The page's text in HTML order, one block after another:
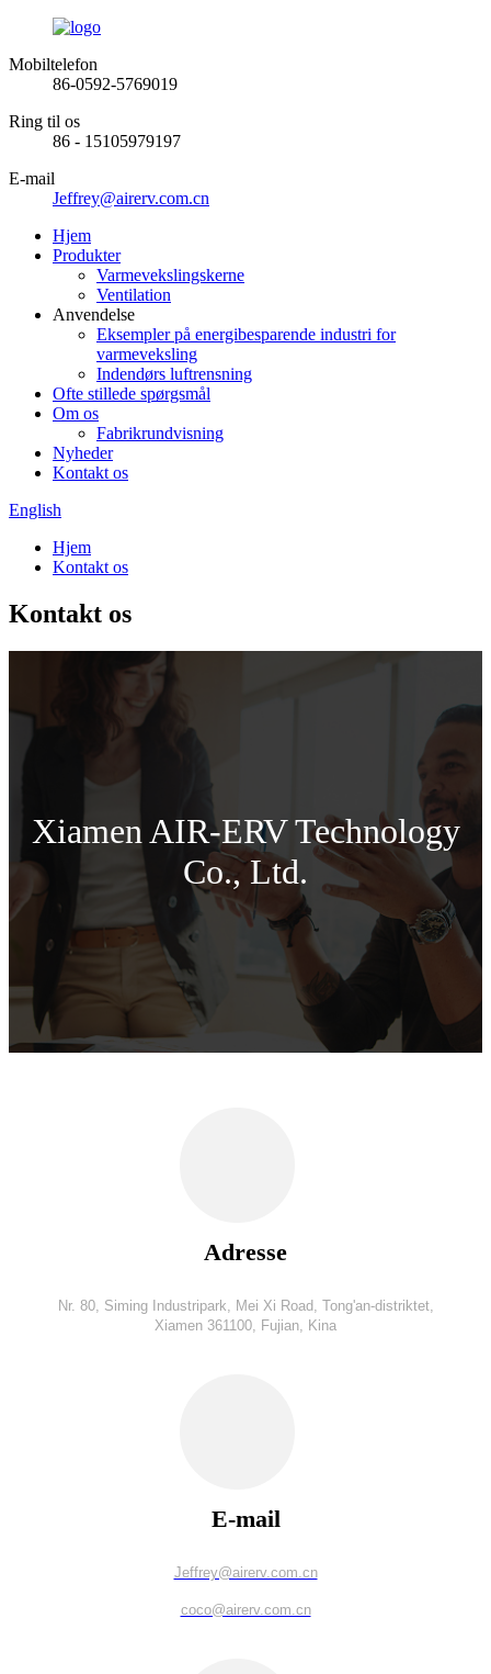
Mobiltelefon
86-0592-5769019
Ring til os
86 - 15105979197
E-mail
Jeffrey@airerv.com.cn
Hjem
Produkter
Varmevekslingskerne
Ventilation
Anvendelse
Eksempler på energibesparende industri for
varmeveksling
Indendørs luftrensning
Ofte stillede spørgsmål
Om os
Fabrikrundvisning
Nyheder
Kontakt os
English
Hjem
Kontakt os
Kontakt os
Xiamen AIR-ERV Technology
Co., Ltd.
Adresse
Nr. 80, Siming Industripark, Mei Xi Road, Tong'an-distriktet,
Xiamen 361100, Fujian, Kina
E-mail
Jeffrey@airerv.com.cn
coco@airerv.com.cn